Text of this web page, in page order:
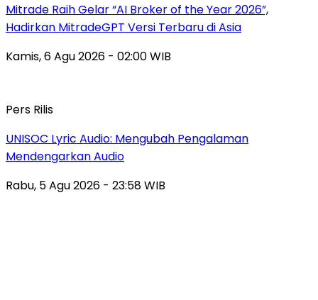
Mitrade Raih Gelar “AI Broker of the Year 2026”,
Hadirkan MitradeGPT Versi Terbaru di Asia
Kamis, 6 Agu 2026 - 02:00 WIB
Pers Rilis
UNISOC Lyric Audio: Mengubah Pengalaman
Mendengarkan Audio
Rabu, 5 Agu 2026 - 23:58 WIB